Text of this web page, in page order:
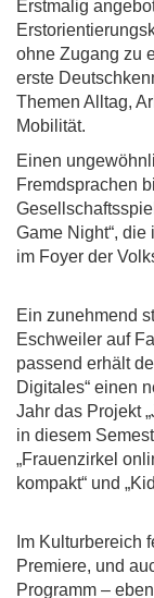
Erstmalig
ohne Zugang zu
erste
Themen Alltag,
Mobilität.
Einen
Fremdsprachen
Game Night“,
im Foyer der
Ein zunehmend
Eschweiler auf
passend erhält
Digitales“ einen
Jahr das Projekt
in diesem
„Frauenzirkel
kompakt“ und
Im Kulturbereich
Premiere, und
Programm –